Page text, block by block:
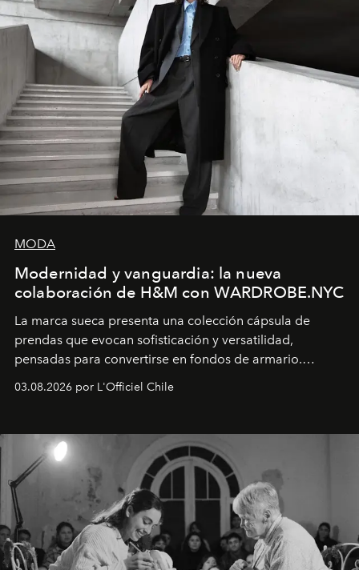
MODA
Modernidad y vanguardia: la nueva
colaboración de H&M con WARDROBE.NYC
La marca sueca presenta una colección cápsula de
prendas que evocan sofisticación y versatilidad,
pensadas para convertirse en fondos de armario.
03.08.2026 por L'Officiel Chile